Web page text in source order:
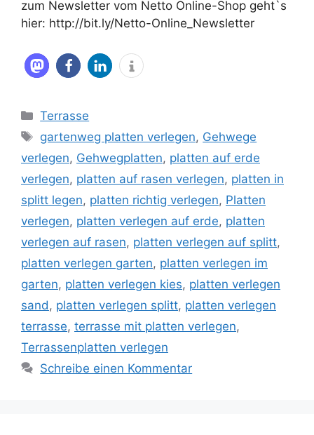
zum Newsletter vom Netto Online-Shop geht`s
hier: http://bit.ly/Netto-Online_Newsletter
Kategorien
Terrasse
Schlagwörter
gartenweg platten verlegen, Gehwege
verlegen, Gehwegplatten, platten auf erde
verlegen, platten auf rasen verlegen, platten in
splitt legen, platten richtig verlegen, Platten
verlegen, platten verlegen auf erde, platten
verlegen auf rasen, platten verlegen auf splitt,
platten verlegen garten, platten verlegen im
garten, platten verlegen kies, platten verlegen
sand, platten verlegen splitt, platten verlegen
terrasse, terrasse mit platten verlegen,
Terrassenplatten verlegen
Schreibe einen Kommentar